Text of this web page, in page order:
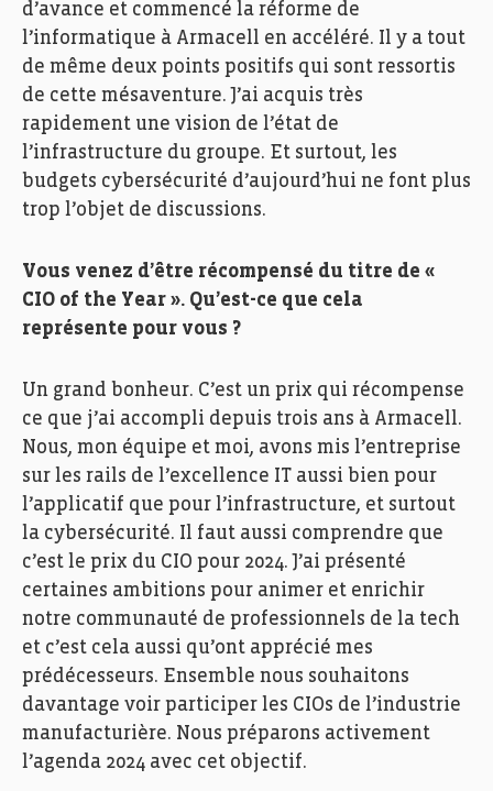
d’avance et commencé la réforme de
l’informatique à Armacell en accéléré. Il y a tout
de même deux points positifs qui sont ressortis
de cette mésaventure. J’ai acquis très
rapidement une vision de l’état de
l’infrastructure du groupe. Et surtout, les
budgets cybersécurité d’aujourd’hui ne font plus
trop l’objet de discussions.
Vous venez d’être récompensé du titre de «
CIO of the Year ». Qu’est-ce que cela
représente pour vous ?
Un grand bonheur. C’est un prix qui récompense
ce que j’ai accompli depuis trois ans à Armacell.
Nous, mon équipe et moi, avons mis l’entreprise
sur les rails de l’excellence IT aussi bien pour
l’applicatif que pour l’infrastructure, et surtout
la cybersécurité. Il faut aussi comprendre que
c’est le prix du CIO pour 2024. J’ai présenté
certaines ambitions pour animer et enrichir
notre communauté de professionnels de la tech
et c’est cela aussi qu’ont apprécié mes
prédécesseurs. Ensemble nous souhaitons
davantage voir participer les CIOs de l’industrie
manufacturière. Nous préparons activement
l’agenda 2024 avec cet objectif.